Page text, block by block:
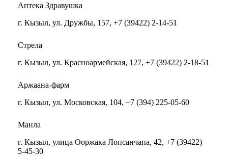
Аптека Здравушка
г. Кызыл, ул. Дружбы, 157, +7 (39422) 2-14-51
Стрела
г. Кызыл, ул. Красноармейская, 127, +7 (39422) 2-18-51
Аржаана-фарм
г. Кызыл, ул. Московская, 104, +7 (394) 225-05-60
Манла
г. Кызыл, улица Ооржака Лопсанчапа, 42, +7 (39422)
5-45-30